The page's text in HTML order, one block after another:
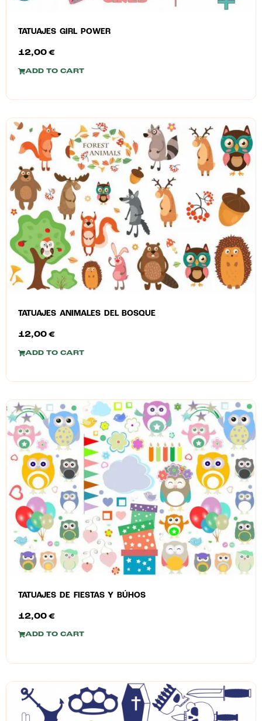
TATUAJES GIRL POWER
12,00 €
ADD TO CART
TATUAJES ANIMALES DEL BOSQUE
12,00 €
ADD TO CART
TATUAJES DE FIESTAS Y BÚHOS
12,00 €
ADD TO CART